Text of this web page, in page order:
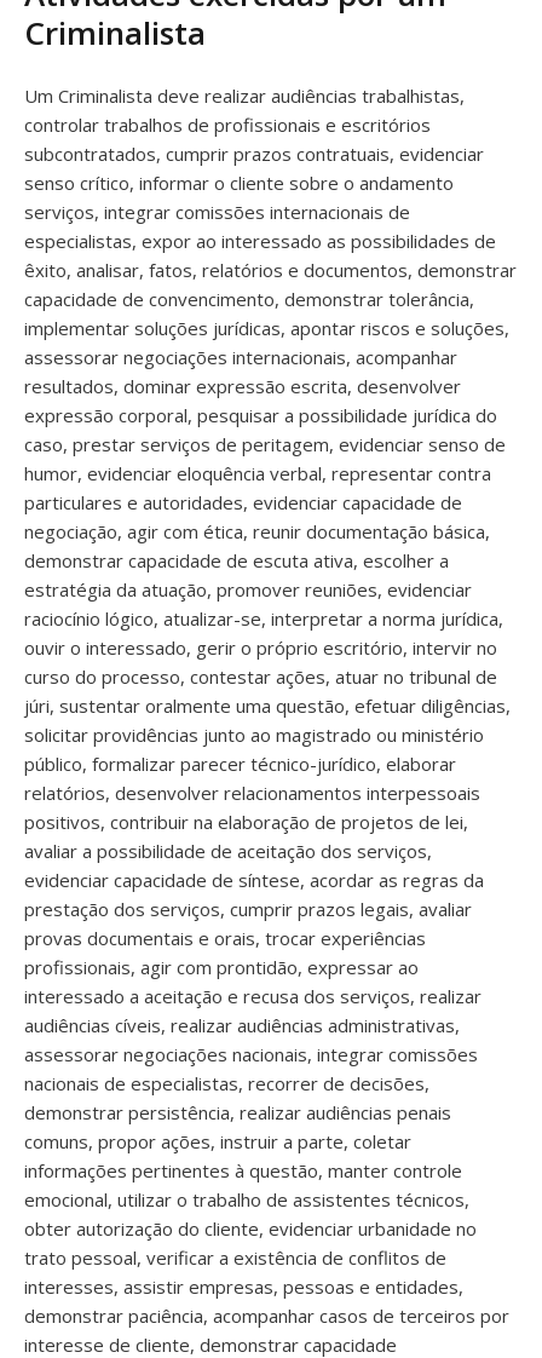
Criminalista
Um Criminalista deve realizar audiências trabalhistas,
controlar trabalhos de profissionais e escritórios
subcontratados, cumprir prazos contratuais, evidenciar
senso crítico, informar o cliente sobre o andamento
serviços, integrar comissões internacionais de
especialistas, expor ao interessado as possibilidades de
êxito, analisar, fatos, relatórios e documentos, demonstrar
capacidade de convencimento, demonstrar tolerância,
implementar soluções jurídicas, apontar riscos e soluções,
assessorar negociações internacionais, acompanhar
resultados, dominar expressão escrita, desenvolver
expressão corporal, pesquisar a possibilidade jurídica do
caso, prestar serviços de peritagem, evidenciar senso de
humor, evidenciar eloquência verbal, representar contra
particulares e autoridades, evidenciar capacidade de
negociação, agir com ética, reunir documentação básica,
demonstrar capacidade de escuta ativa, escolher a
estratégia da atuação, promover reuniões, evidenciar
raciocínio lógico, atualizar-se, interpretar a norma jurídica,
ouvir o interessado, gerir o próprio escritório, intervir no
curso do processo, contestar ações, atuar no tribunal de
júri, sustentar oralmente uma questão, efetuar diligências,
solicitar providências junto ao magistrado ou ministério
público, formalizar parecer técnico-jurídico, elaborar
relatórios, desenvolver relacionamentos interpessoais
positivos, contribuir na elaboração de projetos de lei,
avaliar a possibilidade de aceitação dos serviços,
evidenciar capacidade de síntese, acordar as regras da
prestação dos serviços, cumprir prazos legais, avaliar
provas documentais e orais, trocar experiências
profissionais, agir com prontidão, expressar ao
interessado a aceitação e recusa dos serviços, realizar
audiências cíveis, realizar audiências administrativas,
assessorar negociações nacionais, integrar comissões
nacionais de especialistas, recorrer de decisões,
demonstrar persistência, realizar audiências penais
comuns, propor ações, instruir a parte, coletar
informações pertinentes à questão, manter controle
emocional, utilizar o trabalho de assistentes técnicos,
obter autorização do cliente, evidenciar urbanidade no
trato pessoal, verificar a existência de conflitos de
interesses, assistir empresas, pessoas e entidades,
demonstrar paciência, acompanhar casos de terceiros por
interesse de cliente, demonstrar capacidade